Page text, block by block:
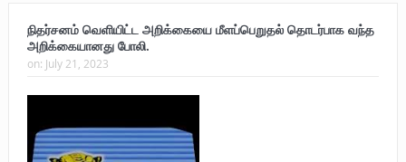
நிதர்சனம் வெளியிட்ட அறிக்கையை மீளப்பெறுதல் தொடர்பாக வந்த
அறிக்கையானது போலி.
on: July 21, 2023